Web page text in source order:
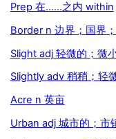
Prep 在……之内 within
Border n 边界；国界
Slight adj 轻微的；微
Slightly adv 稍稍；轻
Acre n 英亩
Urban adj 城市的；市